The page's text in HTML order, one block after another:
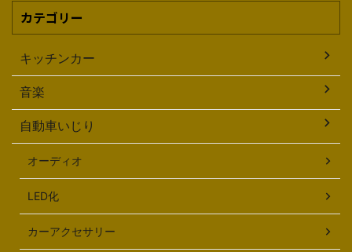
カテゴリー
キッチンカー
音楽
自動車いじり
オーディオ
LED化
カーアクセサリー